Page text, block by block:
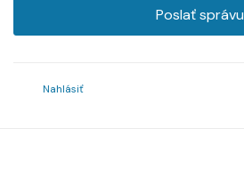
Poslať správu
Nahlásiť